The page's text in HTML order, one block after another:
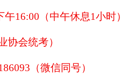
16:00（中午休息1小时）
协会统考）
（微信同号）